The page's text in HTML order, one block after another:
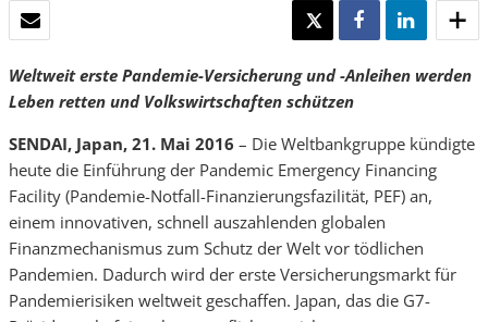
TWEET SHARE SHARE
Weltweit erste Pandemie-Versicherung und -Anleihen werden
Leben retten und Volkswirtschaften schützen
SENDAI, Japan, 21. Mai 2016 – Die Weltbankgruppe kündigte
heute die Einführung der Pandemic Emergency Financing
Facility (Pandemie-Notfall-Finanzierungsfazilität, PEF) an,
einem innovativen, schnell auszahlenden globalen
Finanzmechanismus zum Schutz der Welt vor tödlichen
Pandemien. Dadurch wird der erste Versicherungsmarkt für
Pandemierisiken weltweit geschaffen. Japan, das die G7-